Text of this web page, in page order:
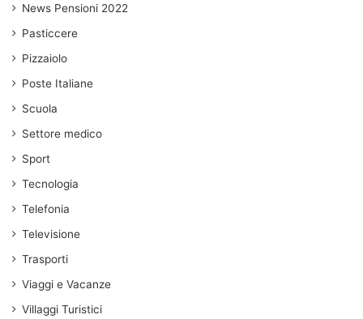
News Pensioni 2022
Pasticcere
Pizzaiolo
Poste Italiane
Scuola
Settore medico
Sport
Tecnologia
Telefonia
Televisione
Trasporti
Viaggi e Vacanze
Villaggi Turistici